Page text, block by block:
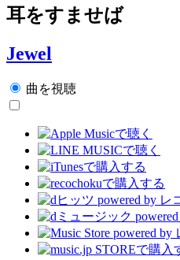
耳をすませば
Jewel
曲を視聴